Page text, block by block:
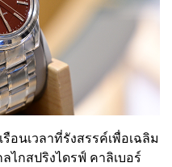
อนเวลาที่รังสรรค์เพื่อเฉลิม
ไกสปริงไดรฟ์ คาลิเบอร์